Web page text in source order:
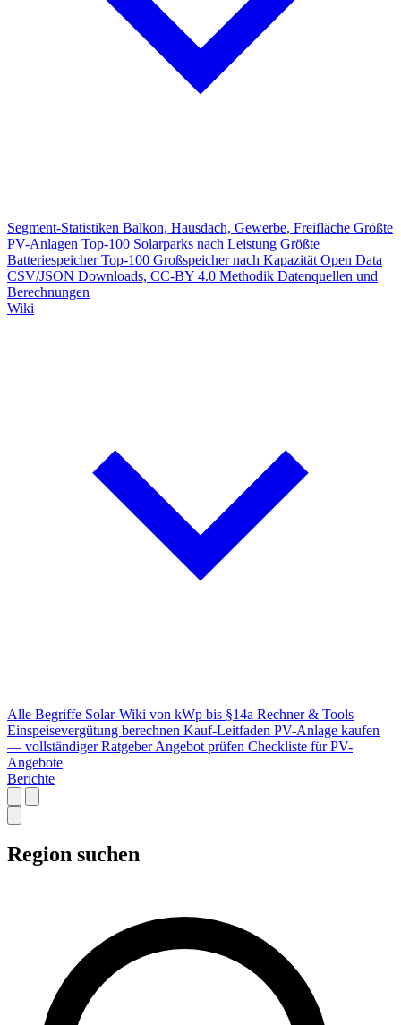
Segment-Statistiken Balkon, Hausdach, Gewerbe, Freifläche Größte
PV-Anlagen Top-100 Solarparks nach Leistung Größte
Batteriespeicher Top-100 Großspeicher nach Kapazität Open Data
CSV/JSON Downloads, CC-BY 4.0 Methodik Datenquellen und
Berechnungen
Wiki
Alle Begriffe Solar-Wiki von kWp bis §14a Rechner & Tools
Einspeisevergütung berechnen Kauf-Leitfaden PV-Anlage kaufen
— vollständiger Ratgeber Angebot prüfen Checkliste für PV-
Angebote
Berichte
Region suchen